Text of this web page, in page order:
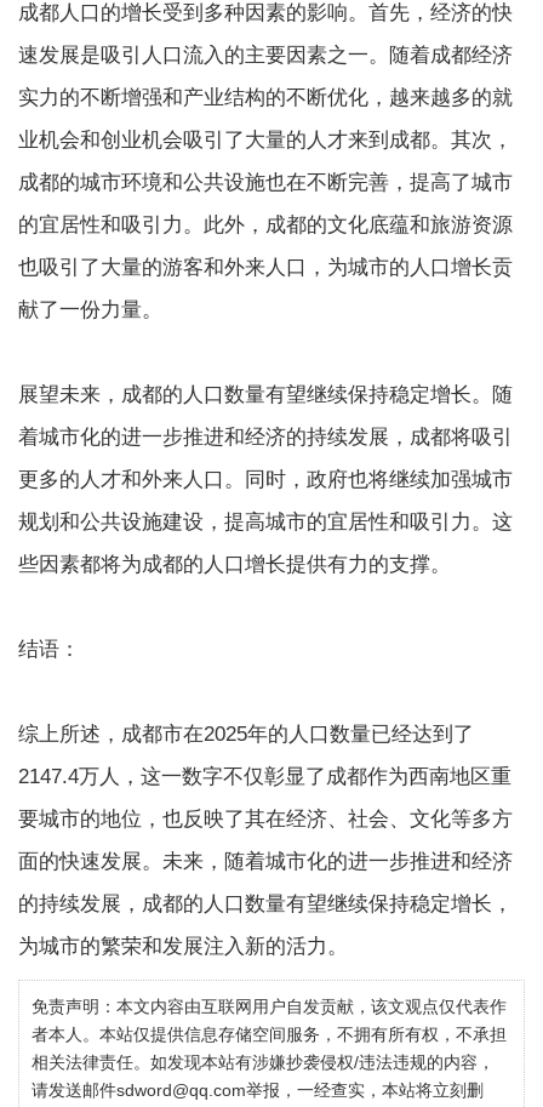
成都人口的增长受到多种因素的影响。首先，经济的快
速发展是吸引人口流入的主要因素之一。随着成都经济
实力的不断增强和产业结构的不断优化，越来越多的就
业机会和创业机会吸引了大量的人才来到成都。其次，
成都的城市环境和公共设施也在不断完善，提高了城市
的宜居性和吸引力。此外，成都的文化底蕴和旅游资源
也吸引了大量的游客和外来人口，为城市的人口增长贡
献了一份力量。
展望未来，成都的人口数量有望继续保持稳定增长。随
着城市化的进一步推进和经济的持续发展，成都将吸引
更多的人才和外来人口。同时，政府也将继续加强城市
规划和公共设施建设，提高城市的宜居性和吸引力。这
些因素都将为成都的人口增长提供有力的支撑。
结语：
综上所述，成都市在2025年的人口数量已经达到了
2147.4万人，这一数字不仅彰显了成都作为西南地区重
要城市的地位，也反映了其在经济、社会、文化等多方
面的快速发展。未来，随着城市化的进一步推进和经济
的持续发展，成都的人口数量有望继续保持稳定增长，
为城市的繁荣和发展注入新的活力。
免责声明：本文内容由互联网用户自发贡献，该文观点仅代表作
者本人。本站仅提供信息存储空间服务，不拥有所有权，不承担
相关法律责任。如发现本站有涉嫌抄袭侵权/违法违规的内容，
请发送邮件sdword@qq.com举报，一经查实，本站将立刻删